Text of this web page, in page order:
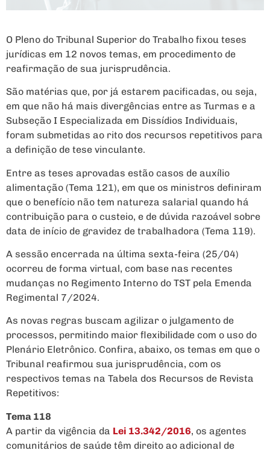
O Pleno do Tribunal Superior do Trabalho fixou teses
jurídicas em 12 novos temas, em procedimento de
reafirmação de sua jurisprudência.
São matérias que, por já estarem pacificadas, ou seja,
em que não há mais divergências entre as Turmas e a
Subseção I Especializada em Dissídios Individuais,
foram submetidas ao rito dos recursos repetitivos para
a definição de tese vinculante.
Entre as teses aprovadas estão casos de auxílio
alimentação (Tema 121), em que os ministros definiram
que o benefício não tem natureza salarial quando há
contribuição para o custeio, e de dúvida razoável sobre
data de início de gravidez de trabalhadora (Tema 119).
A sessão encerrada na última sexta-feira (25/04)
ocorreu de forma virtual, com base nas recentes
mudanças no Regimento Interno do TST pela Emenda
Regimental 7/2024.
As novas regras buscam agilizar o julgamento de
processos, permitindo maior flexibilidade com o uso do
Plenário Eletrônico. Confira, abaixo, os temas em que o
Tribunal reafirmou sua jurisprudência, com os
respectivos temas na Tabela dos Recursos de Revista
Repetitivos:
Tema 118
A partir da vigência da Lei 13.342/2016, os agentes
comunitários de saúde têm direito ao adicional de